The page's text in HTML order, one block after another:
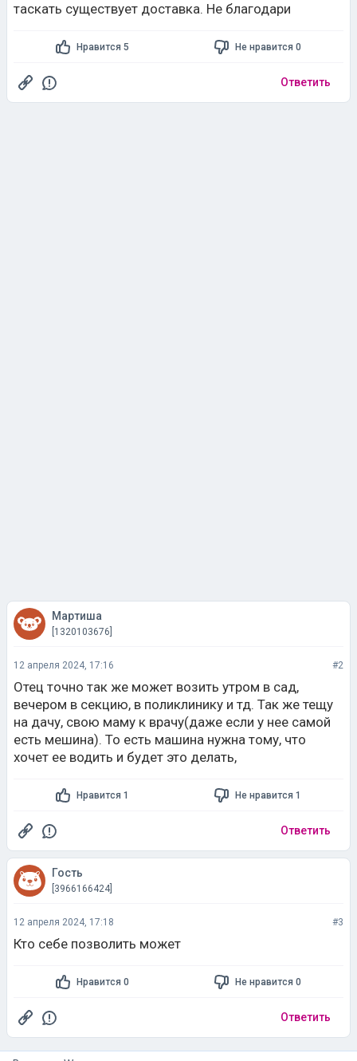
таскать существует доставка. Не благодари
Нравится 5 Не нравится 0
Ответить
Мартиша
[1320103676]
12 апреля 2024, 17:16 #2
Отец точно так же может возить утром в сад,
вечером в секцию, в поликлинику и тд. Так же тещу
на дачу, свою маму к врачу(даже если у нее самой
есть мешина). То есть машина нужна тому, что
хочет ее водить и будет это делать,
Нравится 1 Не нравится 1
Ответить
Гость
[3966166424]
12 апреля 2024, 17:18 #3
Кто себе позволить может
Нравится 0 Не нравится 0
Ответить